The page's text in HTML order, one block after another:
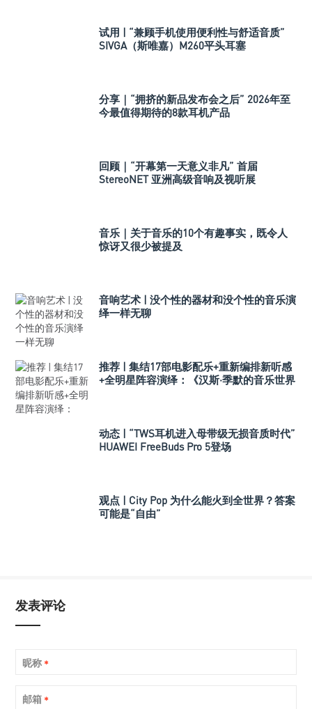
试用 | “兼顾手机使用便利性与舒适音质”
SIVGA（斯唯嘉）M260平头耳塞
分享｜“拥挤的新品发布会之后” 2026年至
今最值得期待的8款耳机产品
回顾｜“开幕第一天意义非凡” 首届
StereoNET 亚洲高级音响及视听展
音乐｜关于音乐的10个有趣事实，既令人
惊讶又很少被提及
音响艺术 | 没个性的器材和没个性的音乐演
绎一样无聊
推荐 | 集结17部电影配乐+重新编排新听感
+全明星阵容演绎：《汉斯·季默的音乐世界
动态 | “TWS耳机进入母带级无损音质时代”
HUAWEI FreeBuds Pro 5登场
观点 | City Pop 为什么能火到全世界？答案
可能是“自由”
发表评论
昵称 *
邮箱 *